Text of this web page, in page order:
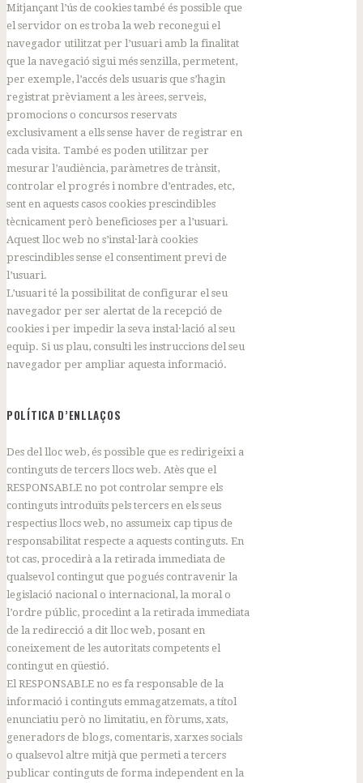
Mitjançant l’ús de cookies també és possible que
el servidor on es troba la web reconegui el
navegador utilitzat per l’usuari amb la finalitat
que la navegació sigui més senzilla, permetent,
per exemple, l’accés dels usuaris que s’hagin
registrat prèviament a les àrees, serveis,
promocions o concursos reservats
exclusivament a ells sense haver de registrar en
cada visita. També es poden utilitzar per
mesurar l’audiència, paràmetres de trànsit,
controlar el progrés i nombre d’entrades, etc,
sent en aquests casos cookies prescindibles
tècnicament però beneficioses per a l’usuari.
Aquest lloc web no s’instal·larà cookies
prescindibles sense el consentiment previ de
l’usuari.
L’usuari té la possibilitat de configurar el seu
navegador per ser alertat de la recepció de
cookies i per impedir la seva instal·lació al seu
equip. Si us plau, consulti les instruccions del seu
navegador per ampliar aquesta informació.
POLÍTICA D’ENLLAÇOS
Des del lloc web, és possible que es redirigeixi a
continguts de tercers llocs web. Atès que el
RESPONSABLE no pot controlar sempre els
continguts introduïts pels tercers en els seus
respectius llocs web, no assumeix cap tipus de
responsabilitat respecte a aquests continguts. En
tot cas, procedirà a la retirada immediata de
qualsevol contingut que pogués contravenir la
legislació nacional o internacional, la moral o
l’ordre públic, procedint a la retirada immediata
de la redirecció a dit lloc web, posant en
coneixement de les autoritats competents el
contingut en qüestió.
El RESPONSABLE no es fa responsable de la
informació i continguts emmagatzemats, a títol
enunciatiu però no limitatiu, en fòrums, xats,
generadors de blogs, comentaris, xarxes socials
o qualsevol altre mitjà que permeti a tercers
publicar continguts de forma independent en la